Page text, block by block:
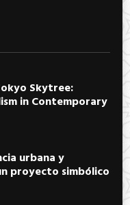
Skytree:
in Contemporary
urbana y
proyecto simbólico